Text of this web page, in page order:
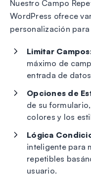
Nuestro Campo
WordPress ofrece
personalización
Limitar
máximo de
entrada de
Opciones de
de su
colores y los
Lógica
inteligente para
repetibles
usuario.